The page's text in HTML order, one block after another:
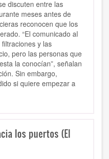
discuten entre las
meses antes de
reconocen que los
“El comunicado al
y las
pero las personas que
la conocían”, señalan
Sin embargo,
si quiere empezar a
los puertos (El